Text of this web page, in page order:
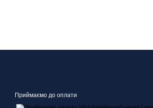
Приймаємо до оплати